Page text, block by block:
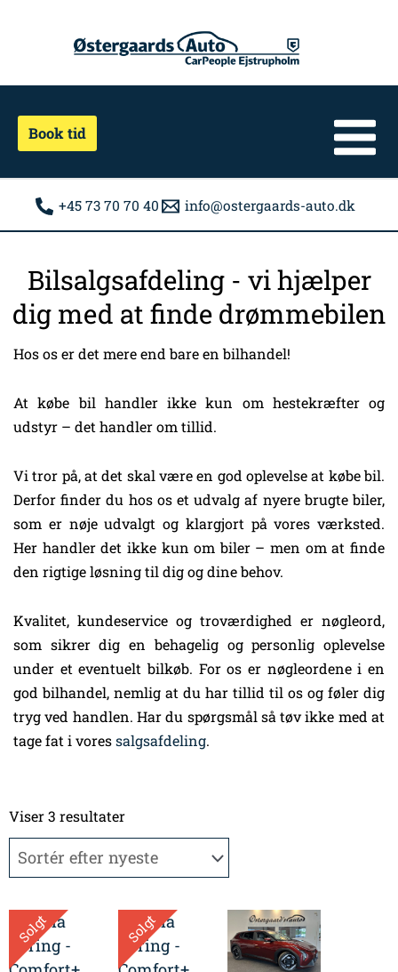
Book tid
+45 73 70 70 40 info@ostergaards-auto.dk
Bilsalgsafdeling - vi hjælper
dig med at finde drømmebilen
Hos os er det mere end bare en bilhandel!
At købe bil handler ikke kun om hestekræfter og
udstyr – det handler om tillid.
Vi tror på, at det skal være en god oplevelse at købe bil.
Derfor finder du hos os et udvalg af nyere brugte biler,
som er nøje udvalgt og klargjort på vores værksted.
Her handler det ikke kun om biler – men om at finde
den rigtige løsning til dig og dine behov.
Kvalitet, kundeservice og troværdighed er nøgleord,
som sikrer dig en behagelig og personlig oplevelse
under et eventuelt bilkøb. For os er nøgleordene i en
god bilhandel, nemlig at du har tillid til os og føler dig
tryg ved handlen. Har du spørgsmål så tøv ikke med at
tage fat i voressalgsafdeling.
Viser 3 resultaterefter
Solgt Solgt